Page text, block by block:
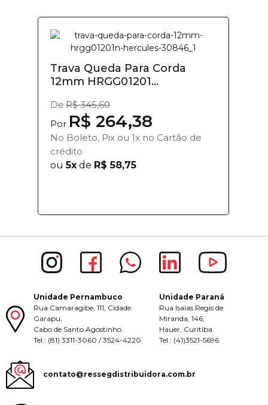
Trava Queda Para Corda
12mm HRGG01201...
De R$ 345,60
Por R$ 264,38
No Boleto, Pix ou 1x no Cartão de
crédito
ou5x de R$ 58,75
Unidade Pernambuco
Rua Camaragibe, 111, Cidade
Garapu,
Cabo de Santo Agostinho.
Tel.: (81) 3311-3060 / 3524-4220
Unidade Paraná
Rua Isaías Regis de
Miranda, 146,
Hauer, Curitiba.
Tel.: (41)3521-5696
contato@ressegdistribuidora.com.br